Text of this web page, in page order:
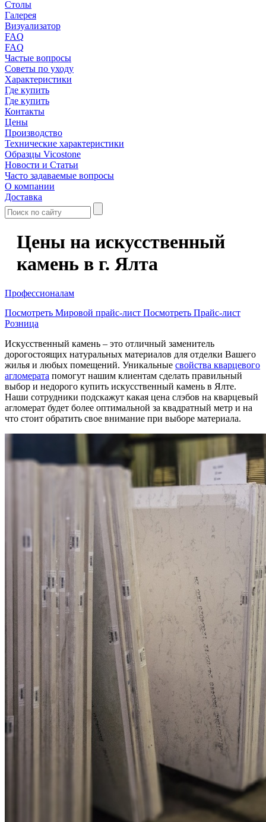
Столы
Галерея
Визуализатор
FAQ
FAQ
Частые вопросы
Советы по уходу
Характеристики
Где купить
Где купить
Контакты
Цены
Производство
Технические характеристики
Образцы Vicostone
Новости и Статьи
Часто задаваемые вопросы
О компании
Доставка
Цены на искусственный
камень в г. Ялта
Профессионалам
Посмотреть Мировой прайс-лист Посмотреть Прайс-лист
Розница
Искусственный камень – это отличный заменитель
дорогостоящих натуральных материалов для отделки Вашего
жилья и любых помещений. Уникальные свойства кварцевого
агломерата помогут нашим клиентам сделать правильный
выбор и недорого купить искусственный камень в Ялте.
Наши сотрудники подскажут какая цена слэбов на кварцевый
агломерат будет более оптимальной за квадратный метр и на
что стоит обратить свое внимание при выборе материала.